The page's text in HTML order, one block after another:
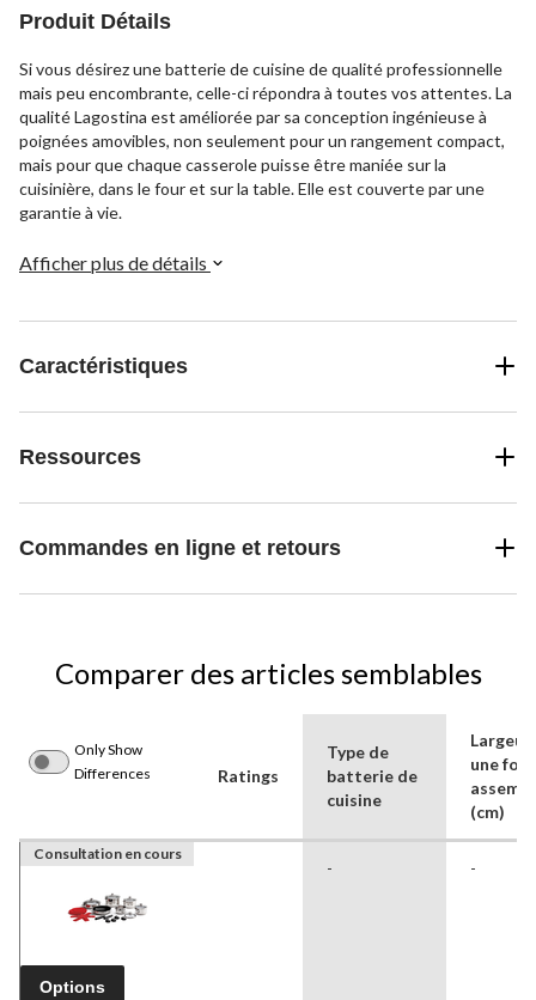
Produit Détails
Si vous désirez une batterie de cuisine de qualité professionnelle
mais peu encombrante, celle-ci répondra à toutes vos attentes. La
qualité Lagostina est améliorée par sa conception ingénieuse à
poignées amovibles, non seulement pour un rangement compact,
mais pour que chaque casserole puisse être maniée sur la
cuisinière, dans le four et sur la table. Elle est couverte par une
garantie à vie.
Afficher plus de détails
Caractéristiques
Ressources
Commandes en ligne et retours
Comparer des articles semblables
Only Show
Differences
Ratings
Type de
batterie de
cuisine
Largeur
une fois
(cm)
Consultation en cours
Options
- -